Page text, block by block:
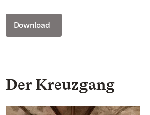
Download
Der Kreuzgang